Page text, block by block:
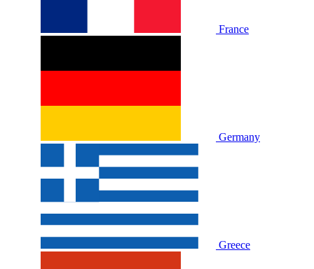
France
Germany
Greece